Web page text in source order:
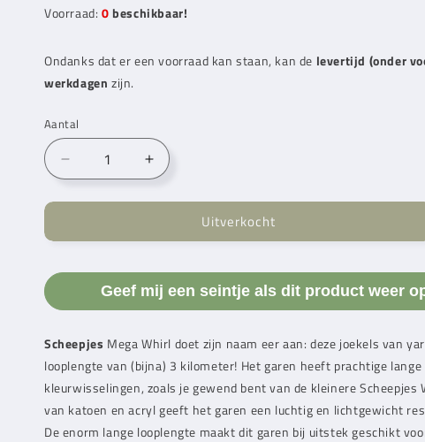
Voorraad: 0 beschikbaar!
Ondanks dat er een voorraad kan staan, kan de levertijd (onder
werkdagen zijn.
Aantal
Aantal
verlagen
voor
Mega
Spiceberry
Aantal
verhogen
voor
Scheepjes
Mega
Spiceberry
(402)
Uitverkocht
Geef mij een seintje als dit product weer
Scheepjes Mega Whirl doet zijn naam eer aan: deze joekels van
looplengte van (bijna) 3 kilometer! Het garen heeft prachtige lange
kleurwisselingen, zoals je gewend bent van de kleinere Scheepjes
van katoen en acryl geeft het garen een luchtig en lichtgewicht
De enorm lange looplengte maakt dit garen bij uitstek geschikt